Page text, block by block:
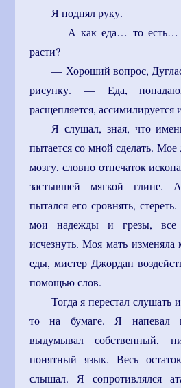
Я поднял руку.
— А как еда… то есть…
расти?
— Хороший вопрос,
рисунку. — Еда,
расщепляется,
Я слушал, зная, что
пытается со мной сделать.
мозгу, словно отпечаток
застывшей мягкой глине.
пытался его сровнять,
мои надежды и грезы,
исчезнуть. Моя мать
еды, мистер Джордан
помощью слов.
Тогда я перестал слушать
то на бумаге. Я напевал
выдумывал собственный,
понятный язык. Весь
слышал. Я сопротивлялся